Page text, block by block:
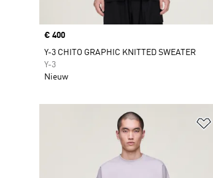
Price
€ 400
Y-3 CHITO GRAPHIC KNITTED SWEATER
Y-3
Nieuw